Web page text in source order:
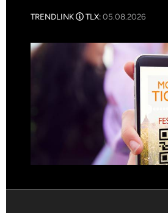
TRENDLINK TLX:05.08.2026